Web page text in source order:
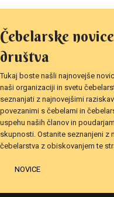
Čebelarske
društva
Tukaj boste našli najnovejše
naši organizaciji in svetu
seznanjati z najnovejšimi
povezanimi s čebelami in
uspehu naših članov in
skupnosti. Ostanite seznanjeni z
čebelarstva z obiskovanjem te
NOVICE